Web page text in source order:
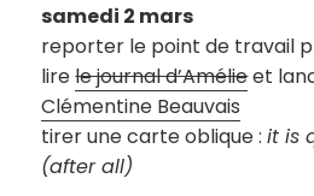
samedi 2 mars
reporter le point de travail
lirele journal d’Amélieet
Clémentine Beauvais
tirer une carte oblique :it is
(after all)